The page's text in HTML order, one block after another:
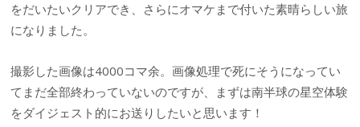
をだいたいクリアでき、さらにオマケまで付いた素晴らしい旅
になりました。
撮影した画像は4000コマ余。画像処理で死にそうになってい
てまだ全部終わっていないのですが、まずは南半球の星空体験
をダイジェスト的にお送りしたいと思います！